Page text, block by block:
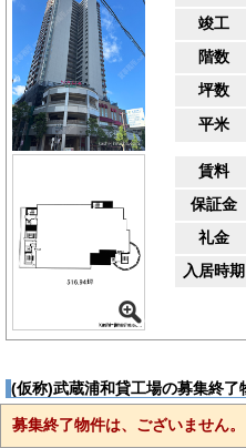
竣工
階数
坪数
平米
賃料
保証金
礼金
入居時期
(仮称)武蔵浦和貸工場の募集終了
募集終了物件は、ございません。